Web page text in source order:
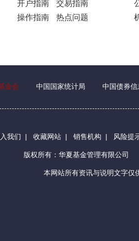
开户指南
交易指南
操作指南
热点问题
金会 中国国家统计局 中国债券信
我们 | 收藏网站 | 销售机构 | 风险提
版权所有：华夏基金管理有限公司
本网站所有资讯与说明文字仅